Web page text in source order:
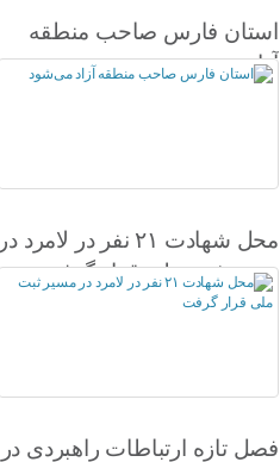
استان فارس صاحب منطقه
آزاد می‌شود
محل شهادت ۲۱ نفر در لامرد در
مسیر ثبت ملی قرار گرفت
فصل تازه ارتباطات راهبردی در